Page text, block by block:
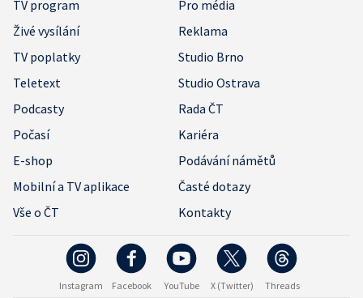
TV program
Pro média
Živé vysílání
Reklama
TV poplatky
Studio Brno
Teletext
Studio Ostrava
Podcasty
Rada ČT
Počasí
Kariéra
E-shop
Podávání námětů
Mobilní a TV aplikace
Časté dotazy
Vše o ČT
Kontakty
Instagram Facebook YouTube X (Twitter) Threads